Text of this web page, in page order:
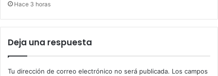
Hace 3 horas
Deja una respuesta
Tu dirección de correo electrónico no será publicada. Los campos